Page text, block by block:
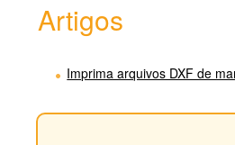
Artigos
Imprima arquivos DXF de